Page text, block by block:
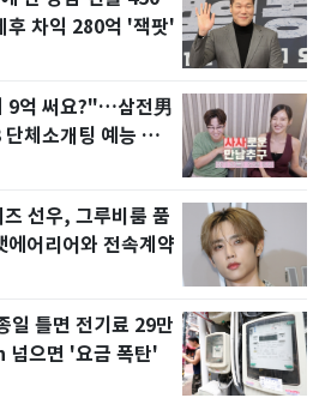
차익 280억 '잭팟'
9억 써요?"…삼전男
체소개팅 예능 화
선우, 그루비룸 품
어리어와 전속계약
일 틀면 전기료 29만
으면 '요금 폭탄'